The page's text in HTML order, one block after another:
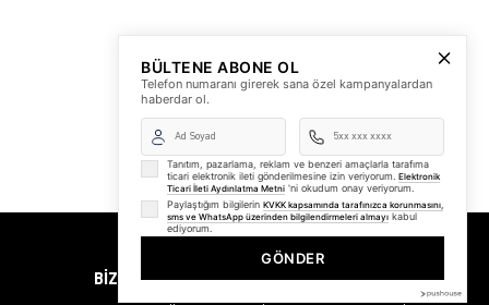
BİZDEN HABERLER
BÜLTENE ABONE OL
Telefon numaranı girerek sana özel kampanyalardan
haberdar ol.
Tanıtım, pazarlama, reklam ve benzeri amaçlarla tarafıma
ticari elektronik ileti gönderilmesine izin veriyorum. Elektronik
Ticari İleti Aydınlatma Metni 'ni okudum onay veriyorum.
Paylaştığım bilgilerin KVKK kapsamında tarafınızca korunmasını,
sms ve WhatsApp üzerinden bilgilendirmeleri almayı kabul
ediyorum.
GÖNDER